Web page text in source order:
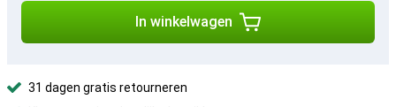
In winkelwagen
31 dagen gratis retourneren